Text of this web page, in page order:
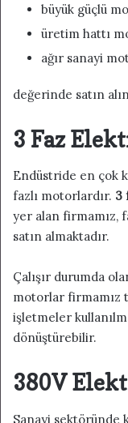
büyük güçlü
üretim hattı
ağır sanayi
değerinde satın
3 Faz
Endüstride en çok
fazlı motorlardır. 3
yer alan firmamız,
satın almaktadır.
Çalışır durumda
motorlar firmamız
işletmeler
dönüştürebilir.
380V
Sanayi sektöründe